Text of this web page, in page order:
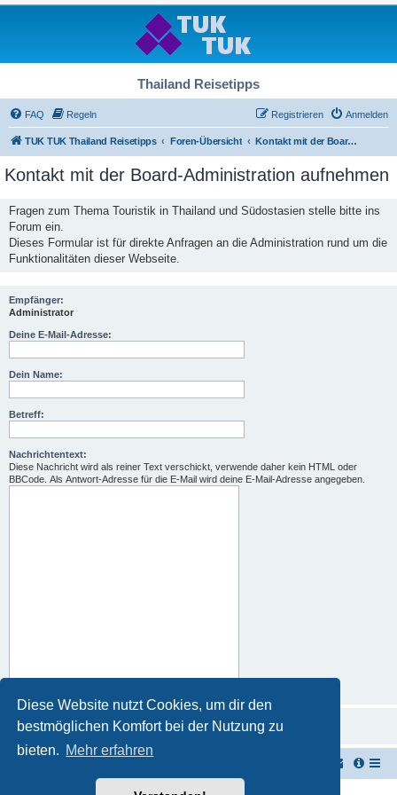
Diese Website nutzt Cookies, um dir den
bestmöglichen Komfort bei der Nutzung zu
bieten. Mehr erfahren
Thailand Reisetipps
FAQ Regeln Anmelden
Registrieren
TUK TUK Thailand Reisetipps Foren-Übersicht Kontakt mit der Board-Administration aufnehmen
Kontakt mit der Board-Administration aufnehmen
Fragen zum Thema Touristik in Thailand und Südostasien stelle bitte ins
Forum ein.
Dieses Formular ist für direkte Anfragen an die Administration rund um die
Funktionalitäten dieser Webseite.
Empfänger:
Administrator
Deine E-Mail-Adresse:
Dein Name:
Betreff:
Nachrichtentext:
Diese Nachricht wird als reiner Text verschickt, verwende daher kein HTML oder
BBCode. Als Antwort-Adresse für die E-Mail wird deine E-Mail-Adresse angegeben.